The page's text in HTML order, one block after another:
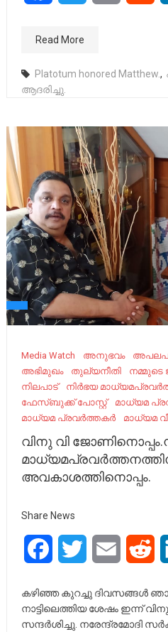
Read More
Platotum honored Matthew.,
ആദരിച്ചു.
Media Watch അനുഭവം
അഭിമുഖം
തുല്യനീതി നമ്മുടെ
നിലപാട്
നിർഭയ
ഫേസ്ബുക്ക് പോസ്റ്റ്
മാധ്യമ
മാധ്യമ പ്രവർത്തകർ
മാധ്യമ
വിനു വി
അവകാശത്തിനൊപ്പം.
Share News
FacebookTwitter Email
കഴിഞ്ഞ കുറച്ചു ദിവസങ്ങൾ
നാട്ടിലെത്തിയ ശേഷം ഇന്ന്
സന്ദർശിച്ചു. നരേന്ദ്രമോദി